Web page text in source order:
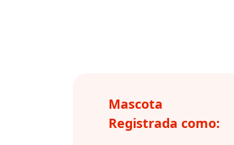
Mascota
Registrada como: